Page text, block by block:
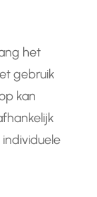
het
gebruik
kan